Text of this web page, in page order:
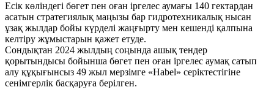
Есік көліндегі бөгет пен оған іргелес аумағы 140 гектардан
асатын стратегиялық маңызы бар гидротехникалық нысан
ұзақ жылдар бойы күрделі жаңғырту мен кешенді қалпына
келтіру жұмыстарын қажет етуде.
Сондықтан 2024 жылдың соңында ашық тендер
қорытындысы бойынша бөгет пен оған іргелес аумақ сатып
алу құқығынсыз 49 жыл мерзімге «Habel» серіктестігіне
сенімгерлік басқаруға берілген.